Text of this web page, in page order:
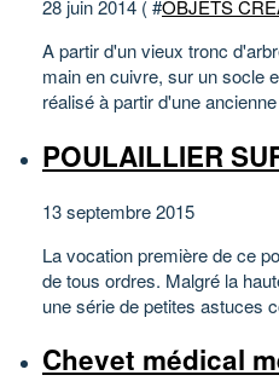
28 juin 2014 ( #OBJETS
A partir d'un vieux tronc
main en cuivre, sur un socle
réalisé à partir d'une
POULAILLIER
13 septembre 2015
La vocation première de ce
de tous ordres. Malgré la
une série de petites astuces
Chevet médical